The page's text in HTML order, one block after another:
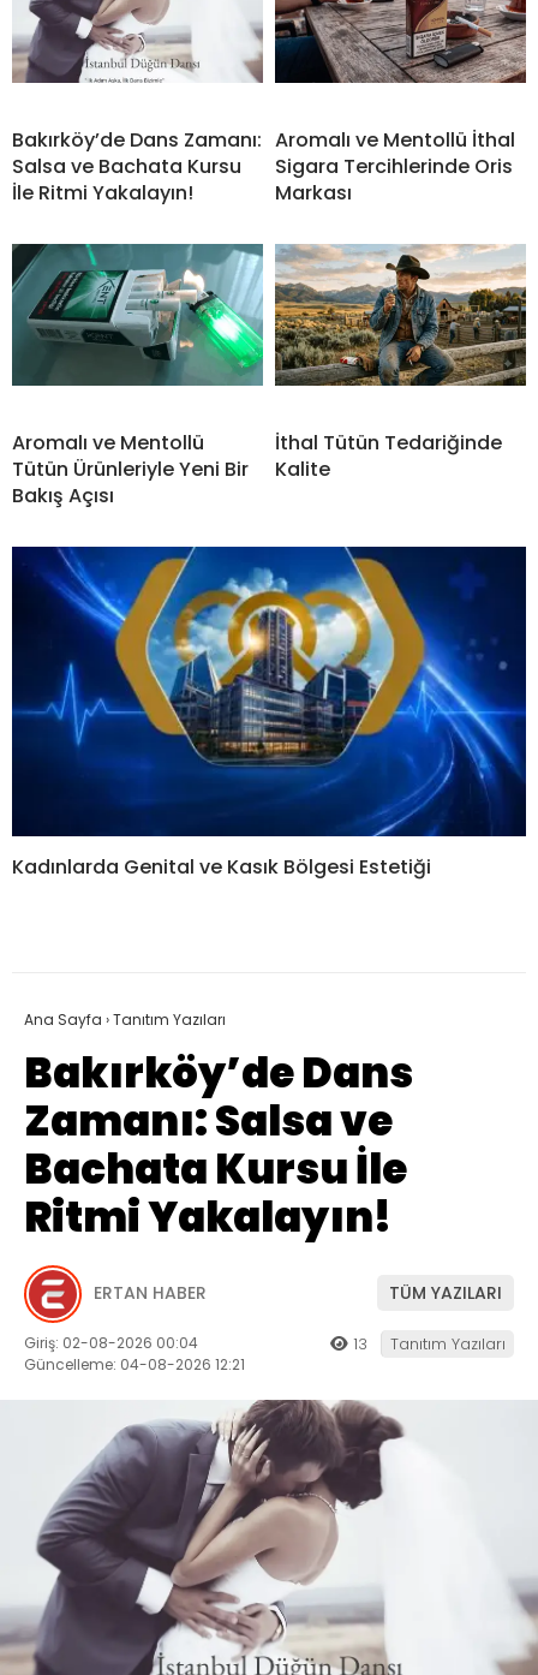
Bakırköy’de Dans Zamanı:
Salsa ve Bachata Kursu
İle Ritmi Yakalayın!
Aromalı ve Mentollü İthal
Sigara Tercihlerinde Oris
Markası
Aromalı ve Mentollü
Tütün Ürünleriyle Yeni Bir
Bakış Açısı
İthal Tütün Tedariğinde
Kalite
Kadınlarda Genital ve Kasık Bölgesi Estetiği
Ana Sayfa ›Tanıtım Yazıları
Bakırköy’de Dans
Zamanı: Salsa ve
Bachata Kursu İle
Ritmi Yakalayın!
ERTAN HABER TÜM YAZILARI
Giriş: 02-08-2026 00:04
Güncelleme: 04-08-2026 12:21
13 Tanıtım Yazıları